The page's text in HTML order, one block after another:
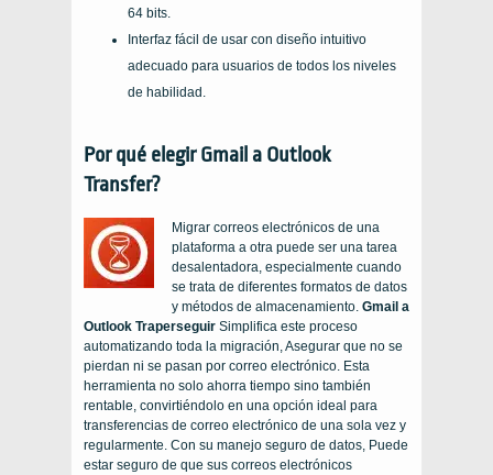
64 bits.
Interfaz fácil de usar con diseño intuitivo
adecuado para usuarios de todos los niveles
de habilidad.
Por qué elegir Gmail a Outlook
Transfer?
Migrar correos electrónicos de una
plataforma a otra puede ser una tarea
desalentadora, especialmente cuando
se trata de diferentes formatos de datos
y métodos de almacenamiento. Gmail a
Outlook Traperseguir Simplifica este proceso
automatizando toda la migración, Asegurar que no se
pierdan ni se pasan por correo electrónico. Esta
herramienta no solo ahorra tiempo sino también
rentable, convirtiéndolo en una opción ideal para
transferencias de correo electrónico de una sola vez y
regularmente. Con su manejo seguro de datos, Puede
estar seguro de que sus correos electrónicos